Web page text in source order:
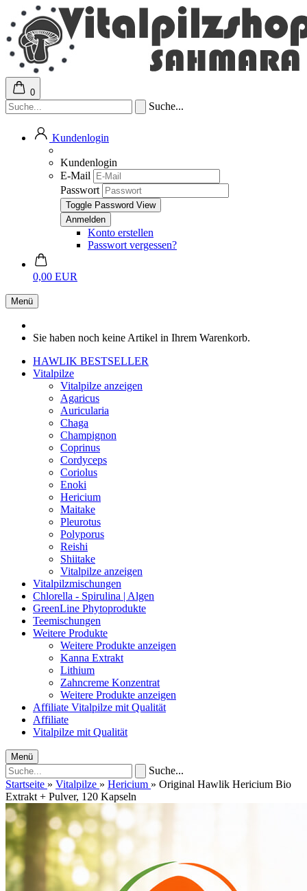
0
Suche...
Kundenlogin
Kundenlogin
E-Mail
Passwort
Toggle Password View
Konto erstellen
Passwort vergessen?
0,00 EUR
Menü
Sie haben noch keine Artikel in Ihrem Warenkorb.
HAWLIK BESTSELLER
Vitalpilze
Vitalpilze anzeigen
Agaricus
Auricularia
Chaga
Champignon
Coprinus
Cordyceps
Coriolus
Enoki
Hericium
Maitake
Pleurotus
Polyporus
Reishi
Shiitake
Vitalpilze anzeigen
Vitalpilzmischungen
Chlorella - Spirulina | Algen
GreenLine Phytoprodukte
Teemischungen
Weitere Produkte
Weitere Produkte anzeigen
Kanna Extrakt
Lithium
Zahncreme Konzentrat
Weitere Produkte anzeigen
Affiliate Vitalpilze mit Qualität
Affiliate
Vitalpilze mit Qualität
Menü
Suche...
Startseite » Vitalpilze » Hericium » Original Hawlik Hericium Bio
Extrakt + Pulver, 120 Kapseln